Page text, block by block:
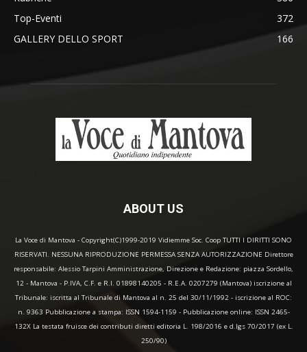
Top-Eventi
372
GALLERY DELLO SPORT
166
ABOUT US
La Voce di Mantova - Copyright(C)1999-2019 Vidiemme Soc. Coop TUTTI I DIRITTI SONO
RISERVATI. NESSUNA RIPRODUZIONE PERMESSA SENZA AUTORIZZAZIONE Direttore
responsabile: Alessio Tarpini Amministrazione, Direzione e Redazione: piazza Sordello,
12 - Mantova - P.IVA, C.F. e R.I. 01898140205 - R.E.A. 0207279 (Mantova) iscrizione al
Tribunale: iscritta al Tribunale di Mantova al n. 25 del 30/11/1992 - iscrizione al ROC:
n. 9363 Pubblicazione a stampa: ISSN 1594-1159 - Pubblicazione online: ISSN 2465-
132X La testata fruisce dei contributi diretti editoria L. 198/2016 e d.lgs 70/2017 (ex L.
250/90)